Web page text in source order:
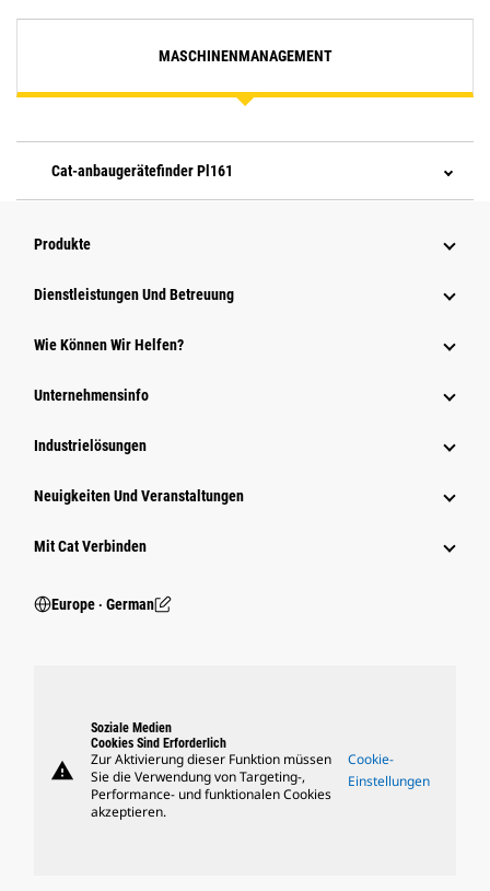
MASCHINENMANAGEMENT
Cat-anbaugerätefinder Pl161
Produkte
Dienstleistungen Und Betreuung
Wie Können Wir Helfen?
Unternehmensinfo
Industrielösungen
Neuigkeiten Und Veranstaltungen
Mit Cat Verbinden
Europe ‧ German
warning
Soziale Medien
Cookies Sind Erforderlich
Zur Aktivierung dieser Funktion müssen
Sie die Verwendung von Targeting-,
Performance- und funktionalen Cookies
akzeptieren.
Cookie-
Einstellungen